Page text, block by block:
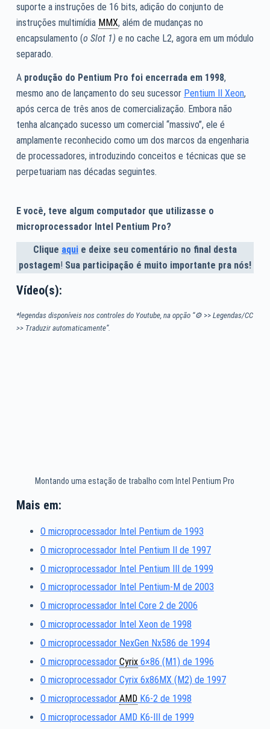
suporte a instruções de 16 bits, adição do conjunto de
instruções multimídia MMX, além de mudanças no
encapsulamento (o Slot 1) e no cache L2, agora em um módulo
separado.
A produção do Pentium Pro foi encerrada em 1998,
mesmo ano de lançamento do seu sucessor Pentium II Xeon,
após cerca de três anos de comercialização. Embora não
tenha alcançado sucesso um comercial “massivo”, ele é
amplamente reconhecido como um dos marcos da engenharia
de processadores, introduzindo conceitos e técnicas que se
perpetuariam nas décadas seguintes.
E você, teve algum computador que utilizasse o
microprocessador Intel Pentium Pro?
Clique aquie deixe seu comentário no final desta
postagem! Sua participação é muito importante pra nós!
Vídeo(s):
*legendas disponíveis nos controles do Youtube, na opção “⚙>> Legendas/CC
>> Traduzir automaticamente”.
Montando uma estação de trabalho com Intel Pentium Pro
Mais em:
O microprocessador Intel Pentium de 1993
O microprocessador Intel Pentium II de 1997
O microprocessador Intel Pentium III de 1999
O microprocessador Intel Pentium-M de 2003
O microprocessador Intel Core 2 de 2006
O microprocessador Intel Xeon de 1998
O microprocessador NexGen Nx586 de 1994
O microprocessador Cyrix6×86 (M1) de 1996
O microprocessador Cyrix 6x86MX (M2) de 1997
O microprocessador AMDK6-2 de 1998
O microprocessador AMD K6-III de 1999